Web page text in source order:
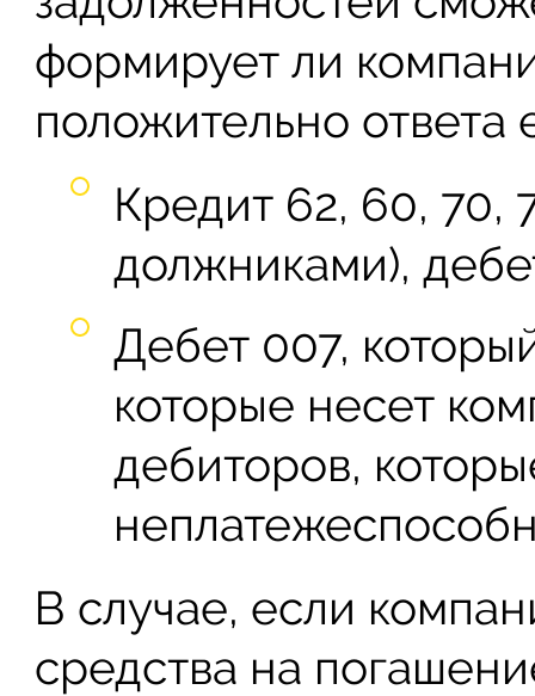
формирует ли
положительно ответа
Кредит 62, 60, 70,
должниками),
Дебет 007,
которые несет
дебиторов,
В случае, если
средства на